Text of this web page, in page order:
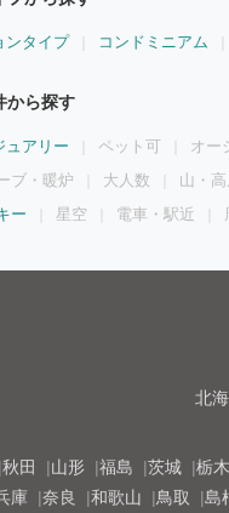
ンタイプ コンドミニアム
から探す
ュアリー ペット可 オー
ブ・暖炉 大人数 山・高
ー 星空 電車・駅近
北
秋田 山形 福島 茨城 栃木
庫
奈良 和歌山 鳥取 島